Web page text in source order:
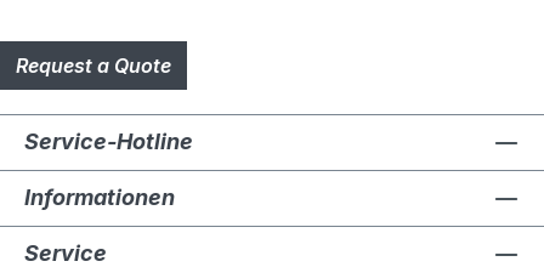
Request a Quote
Service-Hotline
Informationen
Service